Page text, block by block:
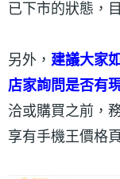
已下市的狀態，
另外， 建議大家
店家詢問是否有
洽或購買之前，
享有手機王價格